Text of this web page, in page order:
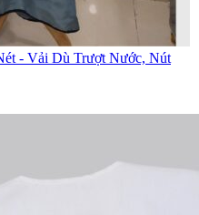
- Vải Dù Trượt Nước, Nút